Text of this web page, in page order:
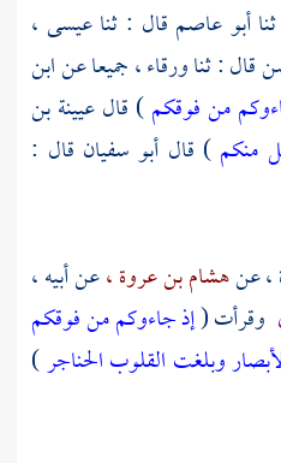
أبو عاصم قال : ثناعيسى ،
قال : ثناورقاء ،جميعا عنابن
من فوقكم) قالعيينة بن
منكم ) قال أبو سفيان قال :
،عنهشام بن عروة ،عن أبيه ،
وقرأت (إذ جاءوكم من فوقكم
وبلغت القلوب الحناجر)